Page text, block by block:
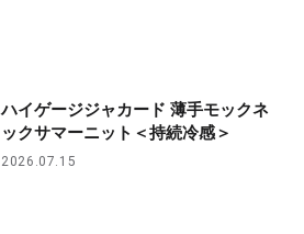
ハイゲージジャカード 薄手モックネ
ックサマーニット＜持続冷感＞
2026.07.15